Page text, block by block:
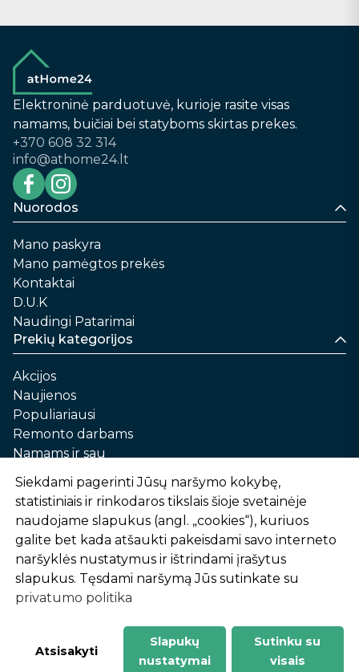
Elektroninė parduotuvė, kurioje rasite visas
namams, buičiai bei statyboms skirtas prekes.
+370 608 32 314
info@athome24.lt
Nuorodos
Mano paskyra
Mano pamėgtos prekės
Kontaktai
D.U.K
Naudingi Patarimai
Prekių kategorijos
Akcijos
Naujienos
Populiariausi
Remonto darbams
Namams ir sau
Automobilių priežiūrai
Sodui ir daržui
Informacija
Apie mus
Prekių pirkimo – pardavimo taisyklės
Prekių pristatymas ir atsiėmimas
Garantinis aptarnavimas ir prekių grąžinimas
Privatumo politika
-
1
2
%
n
u
o
l
a
i
d
Siekdami pagerinti Jūsų naršymo kokybę,
statistiniais ir rinkodaros tikslais šioje svetainėje
naudojame slapukus (angl. „cookies“), kuriuos
galite bet kada atšaukti pakeisdami savo interneto
naršyklės nustatymus ir ištrindami įrašytus
slapukus. Tęsdami naršymą Jūs sutinkate su
privatumo politika
Atsisakyti
Slapukų
nustatymai
Sutinku su
visais